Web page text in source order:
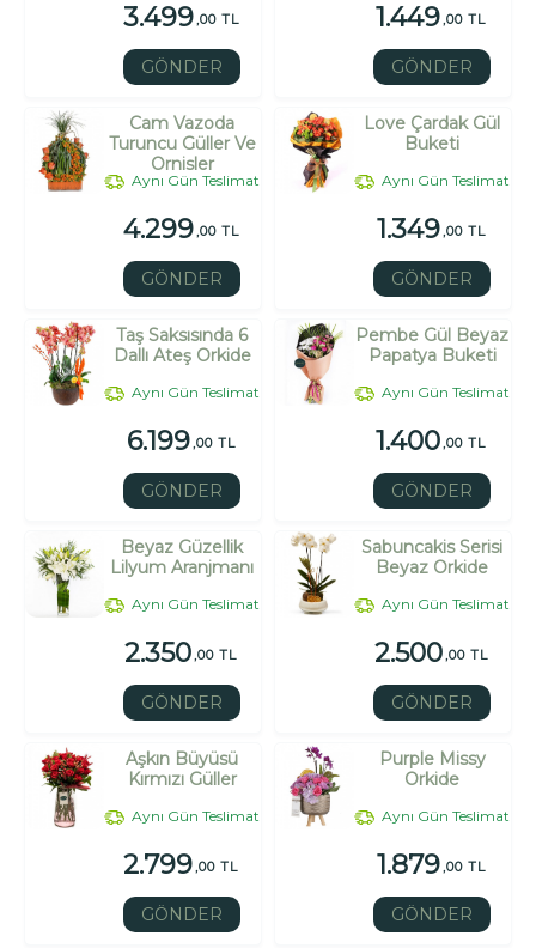
3.499,00 TL
GÖNDER
1.449,00 TL
GÖNDER
Cam Vazoda
Turuncu Güller Ve
Ornisler
Aynı Gün Teslimat
4.299,00 TL
GÖNDER
Love Çardak Gül
Buketi
Aynı Gün Teslimat
1.349,00 TL
GÖNDER
Taş Saksısında 6
Dallı Ateş Orkide
Aynı Gün Teslimat
6.199,00 TL
GÖNDER
Pembe Gül Beyaz
Papatya Buketi
Aynı Gün Teslimat
1.400,00 TL
GÖNDER
Beyaz Güzellik
Lilyum Aranjmanı
Aynı Gün Teslimat
2.350,00 TL
GÖNDER
Sabuncakis Serisi
Beyaz Orkide
Aynı Gün Teslimat
2.500,00 TL
GÖNDER
Aşkın Büyüsü
Kırmızı Güller
Aynı Gün Teslimat
2.799,00 TL
GÖNDER
Purple Missy
Orkide
Aynı Gün Teslimat
1.879,00 TL
GÖNDER